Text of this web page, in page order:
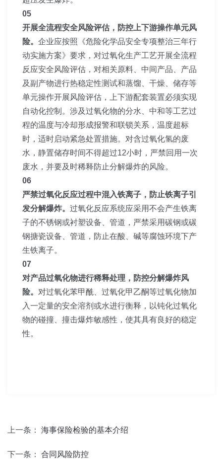
05
开展全流程安全风险评估，防控上下游操作单元风
险。 企业应按照《危险化学品安全专项整治三年行
动实施方案》要求，对过氧化生产工艺开展全流程
反应安全风险评估，对相关原料、中间产品、产品
及副产物进行热稳定性测试和蒸馏、干燥、储存等
单元操作开展风险评估，上下游配套装置必须实现
自动化控制。涉及过氧化物的分水、中和等工艺过
程的温度与冷却形成报警和联锁关系，温度超标
时，适时启动紧急处置措施。对含过氧化氢的废
水，静置储存时间不得超过12小时，严禁回用一次
废水，并要及时稀释防止分解爆炸的风险。
06
严禁过氧化反应过程中混入铁离子，防止铁离子引
发分解爆炸。 过氧化反应系统应采用不会产生铁离
子的不锈钢或衬塑设备、管道，严禁采用碳钢或碳
钢搪瓷设备、管道，防止在酸、碱等腐蚀环境下产
生铁离子。
07
对产品过氧化物进行稀释处理，防控分解爆炸风
险。 对过氧化苯甲酰、过氧化甲乙酮等过氧化物加
入一定量的安全溶剂或水进行衡释，以钝化过氧化
物的碰撞、撞击爆炸敏感性，使其具有良好的稳定
性。
上一条： 海事保险检验的基本介绍
下一条： 合同风险防控